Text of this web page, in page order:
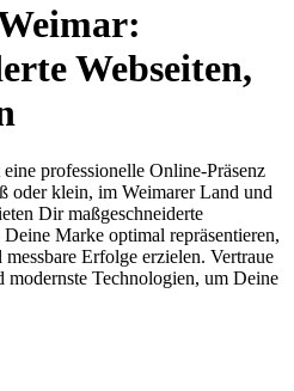
Webseiten,
professionelle Online-Präsenz
oder klein, im Weimarer Land und
Dir maßgeschneiderte
Marke optimal repräsentieren,
Erfolge erzielen. Vertraue
modernste Technologien, um Deine